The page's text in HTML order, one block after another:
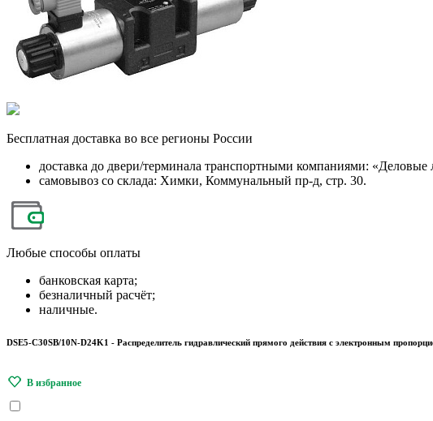
Бесплатная доставка во все регионы России
доставка до двери/терминала транспортными компаниями:
самовывоз со склада: Химки, Коммунальный пр-д, стр. 30.
Любые способы оплаты
банковская карта;
безналичный расчёт;
наличные.
DSE5-C30SB/10N-D24K1 - Распределитель гидравлический прямого действия с электронным